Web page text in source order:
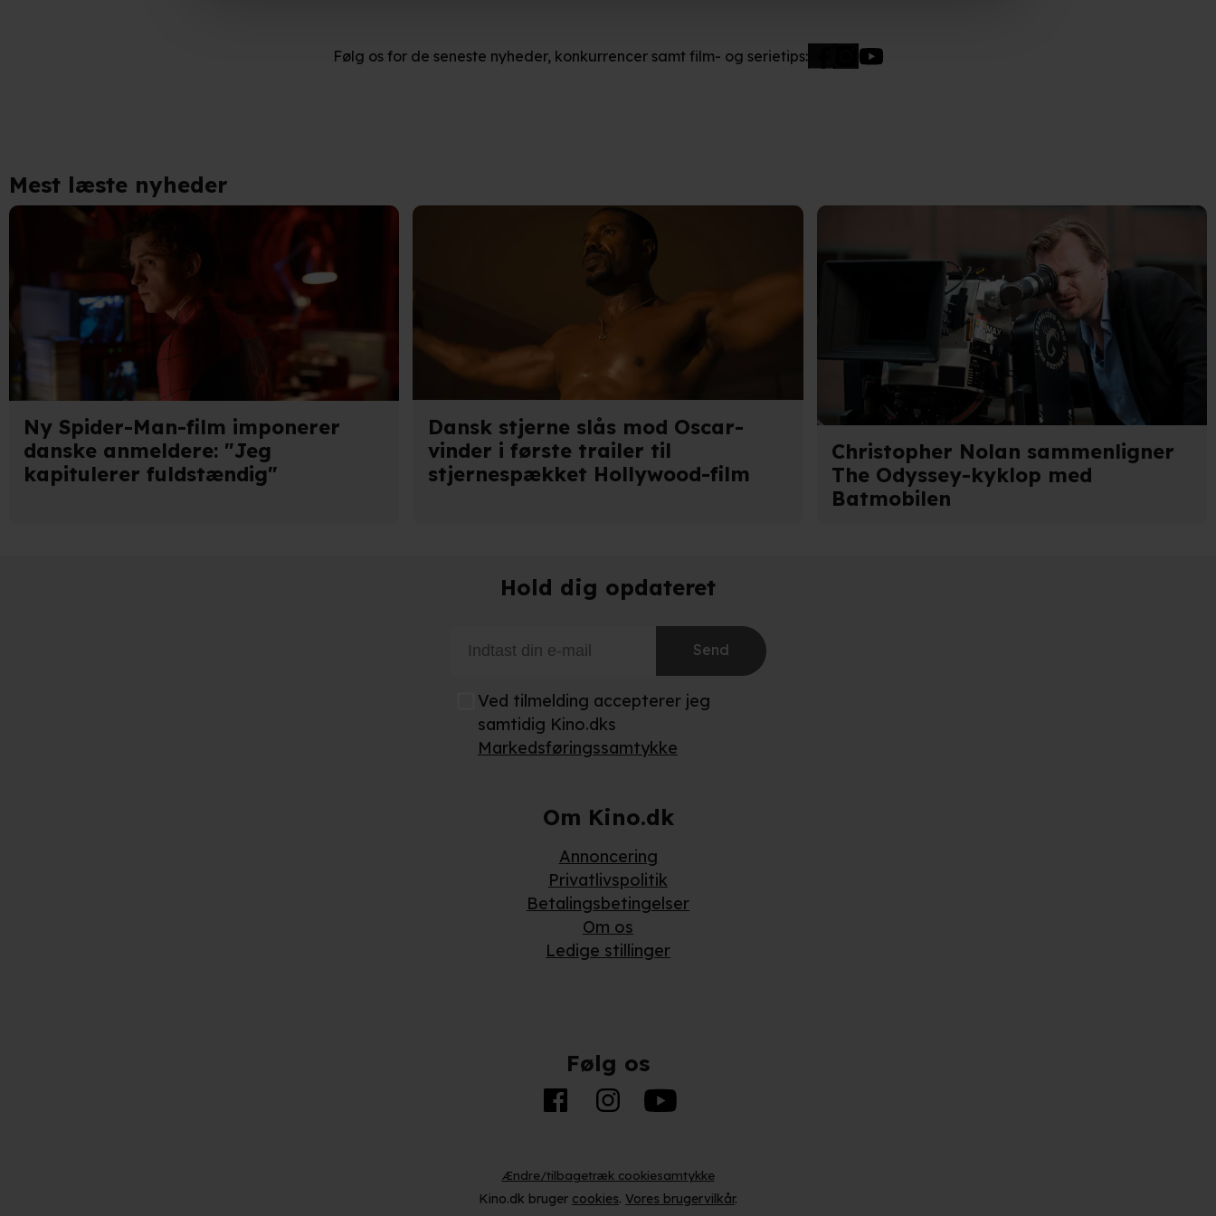
Indsamle præcise oplysninger om din placering, der kan være nøjagtig inden for få meter
Vi bruger egne cookies og cookies fra tredjeparter til at optimere dit besøg på vores hjemmeside. Det gør vi for at sikre
funktionalitet, generere statistik, huske dine præferencer og til markedsføring.
Når vi anvender cookies, behandler vi kortvarigt din IP-adresse. IP-adressen kan blive delt med vores partnere.
læse mere om vores brug af cookies og behandling af dine personoplysninger i både vores
Følg os for de seneste nyheder, konkurrencer samt film- og serietips:
Mest læste nyheder
Ny Spider-Man-film imponerer
danske anmeldere: "Jeg
kapitulerer fuldstændig"
Dansk stjerne slås mod Oscar-
vinder i første trailer til
stjernespækket Hollywood-film
Christopher Nolan sammenligner
The Odyssey-kyklop med
Batmobilen
Hold dig opdateret
Send
Ved tilmelding accepterer jeg
samtidig Kino.dks
Markedsføringssamtykke
Om Kino.dk
Annoncering
Privatlivspolitik
Betalingsbetingelser
Om os
Ledige stillinger
Følg os
Ændre/tilbagetræk cookiesamtykke
Kino.dk bruger cookies. Vores brugervilkår.